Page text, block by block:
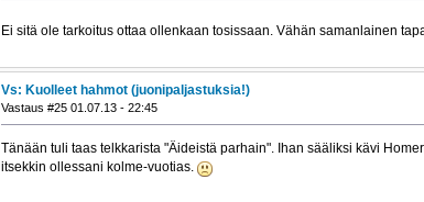
Ei sitä ole tarkoitus ottaa ollenkaan tosissaan. Vähän samanlainen
Vs: Kuolleet hahmot (juonipaljastuksia!)
Vastaus #25 01.07.13 - 22:45
Tänään tuli taas telkkarista "Äideistä parhain". Ihan sääliksi kävi
itsekkin ollessani kolme-vuotias.